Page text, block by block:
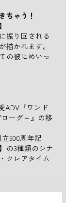
ちゃう！
振り回される
描かれます。
の彼にめいっ
ADV『ワンド
ーグ～』の移
500周年記
の3種類のシナ
クレアタイム